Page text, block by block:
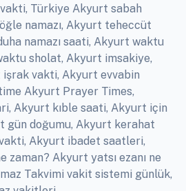
Türkiye Akyurt sabah
namazı, Akyurt teheccüt
namazı saati, Akyurt waktu
sholat, Akyurt imsakiye,
vakti, Akyurt evvabin
Akyurt Prayer Times,
Akyurt kıble saati, Akyurt için
gün doğumu, Akyurt kerahat
Akyurt ibadet saatleri,
zaman? Akyurt yatsı ezanı ne
Takvimi vakit sistemi günlük,